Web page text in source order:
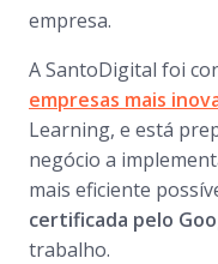
empresa.
A SantoDigital foi
empresas mais
Learning, e está
negócio a
mais eficiente
certificada pelo
trabalho.